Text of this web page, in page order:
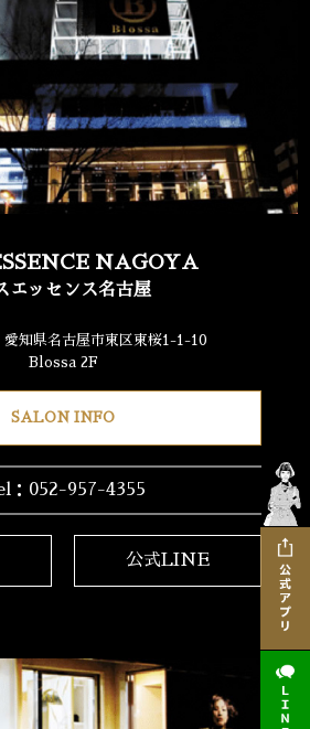
NAGOYA
エッセンス名古屋
知県名古屋市東区東桜1-1-10
Blossa 2F
SALON INFO
：052-957-4355
公式LINE